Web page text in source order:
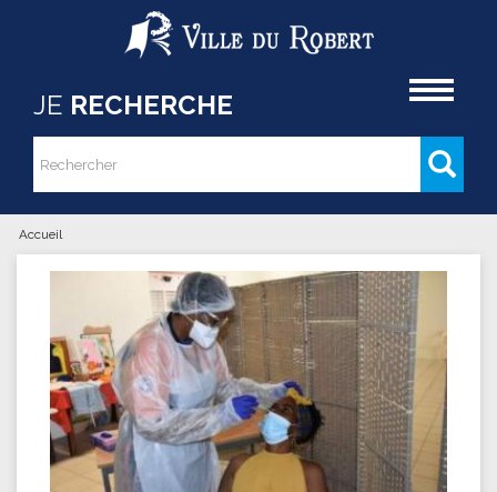
Aller au contenu principal
JE RECHERCHE
Formulaire de recherche
Rechercher
Vous êtes ici
Accueil